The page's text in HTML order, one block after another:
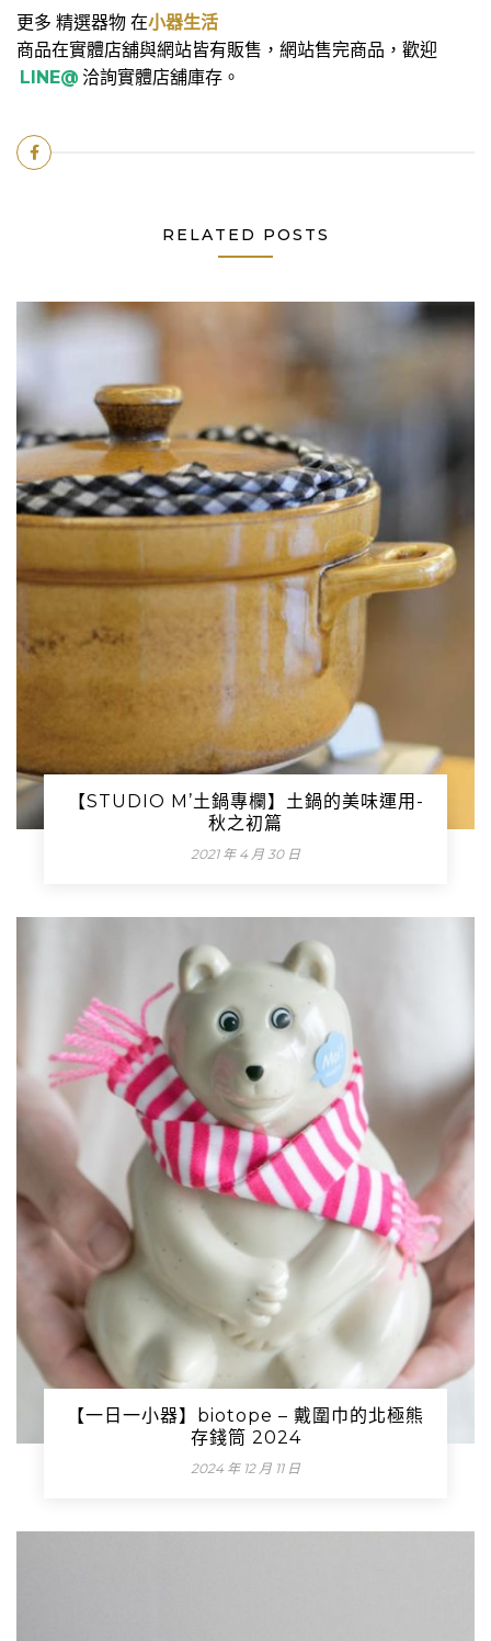
更多 精選器物 在小器生活
商品在實體店舖與網站皆有販售，網站售完商品，歡迎
LINE@ 洽詢實體店舖庫存。
RELATED POSTS
【STUDIO M’土鍋專欄】土鍋的美味運用-
秋之初篇
2021 年 4 月 30 日
【一日一小器】biotope – 戴圍巾的北極熊
存錢筒 2024
2024 年 12 月 11 日